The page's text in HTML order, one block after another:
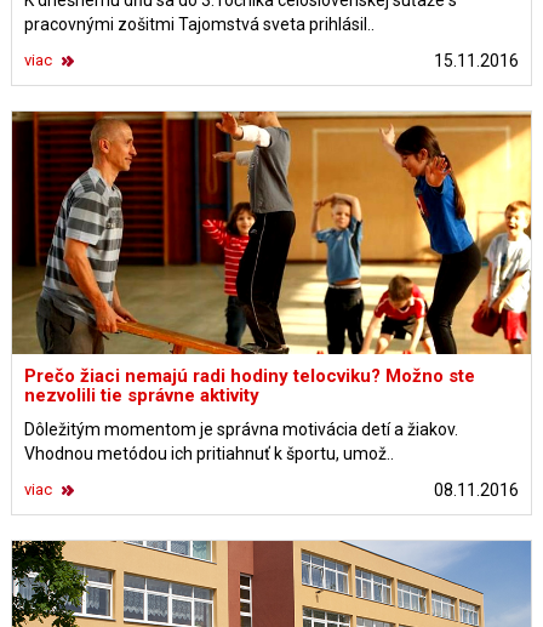
pracovnými zošitmi Tajomstvá sveta prihlásil..
15.11.2016
viac
Prečo žiaci nemajú radi hodiny telocviku? Možno ste
nezvolili tie správne aktivity
Dôležitým momentom je správna motivácia detí a žiakov.
Vhodnou metódou ich pritiahnuť k športu, umož..
08.11.2016
viac